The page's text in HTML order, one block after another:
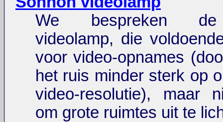
We bespreken de
videolamp, die
voor video-opnames
het ruis minder sterk op
video-resolutie), maar
om grote ruimtes uit te